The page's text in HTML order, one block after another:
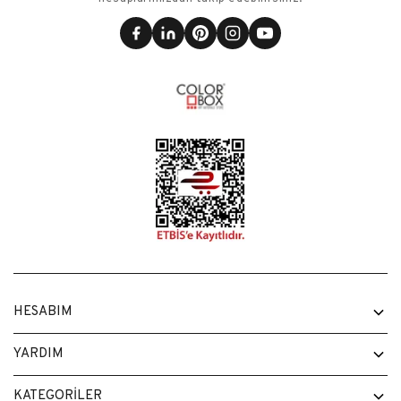
HESABIM
Sipariş Takibi
YARDIM
KATEGORİLER